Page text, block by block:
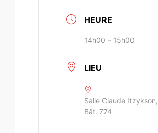
HEURE
14h00 – 15h00
LIEU
Salle Claude Itzykson,
Bât. 774